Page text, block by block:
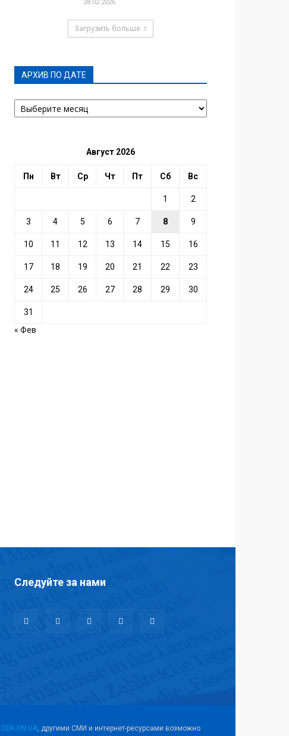
28.02.2026
Загрузить больше
АРХИВ ПО ДАТЕ
АРХИВ
ПО
Август 2026
Пн Вт Ср Чт Пт Сб Вс
1 2
3 4 5 6 7 8 9
10 11 12 13 14 15 16
17 18 19 20 21 22 23
24 25 26 27 28 29 30
31
« Фев
Следуйте за нами
DDK.DN.UA, другими СМИ и интернет-ресурсами возможно